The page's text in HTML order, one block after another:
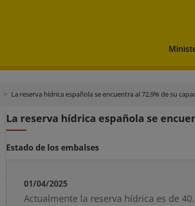
La reserva hídrica española se encuentra al 72,9% de su
La reserva hídrica española se
Estado de los embalses
01/04/2025
Actualmente la reserva hídrica es de